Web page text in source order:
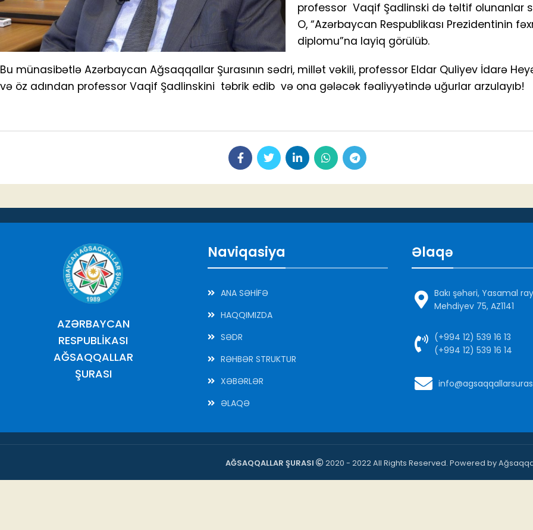
professor Vaqif Şadlinski də təltif olunanlar
O, “Azərbaycan Respublikası Prezidentinin
diplomu”na layiq görülüb.
Bu münasibətlə Azərbaycan Ağsaqqallar Şurasının sədri, millət vəkili, professor Eldar Quliyev İdarə
və öz adından professor Vaqif Şadlinskini təbrik edib və ona gələcək fəaliyyətində uğurlar arzulayıb!
AZƏRBAYCAN
RESPUBLİKASI
AĞSAQQALLAR
ŞURASI
Naviqasiya
ANA SƏHİFƏ
HAQQIMIZDA
SƏDR
RƏHBƏR STRUKTUR
XƏBƏRLƏR
ƏLAQƏ
Əlaqə
Bakı şəhəri, Yasamal
Mehdiyev 75, AZ1141
(+994 12) 539 16 13
(+994 12) 539 16 14
AĞSAQQALLAR ŞURASI 2020 - 2022 All Rights Reserved. Powered by